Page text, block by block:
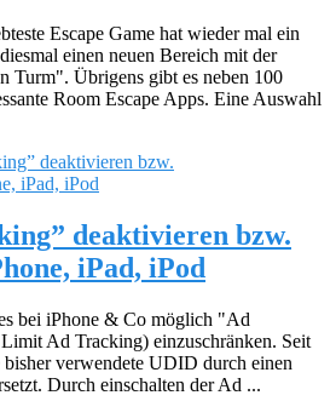
Escape Game hat wieder mal ein
einen neuen Bereich mit der
Turm". Übrigens gibt es neben 100
Room Escape Apps. Eine Auswahl
deaktivieren bzw.
iPad, iPod
bei iPhone & Co möglich "Ad
Ad Tracking) einzuschränken. Seit
verwendete UDID durch einen
Durch einschalten der Ad ...